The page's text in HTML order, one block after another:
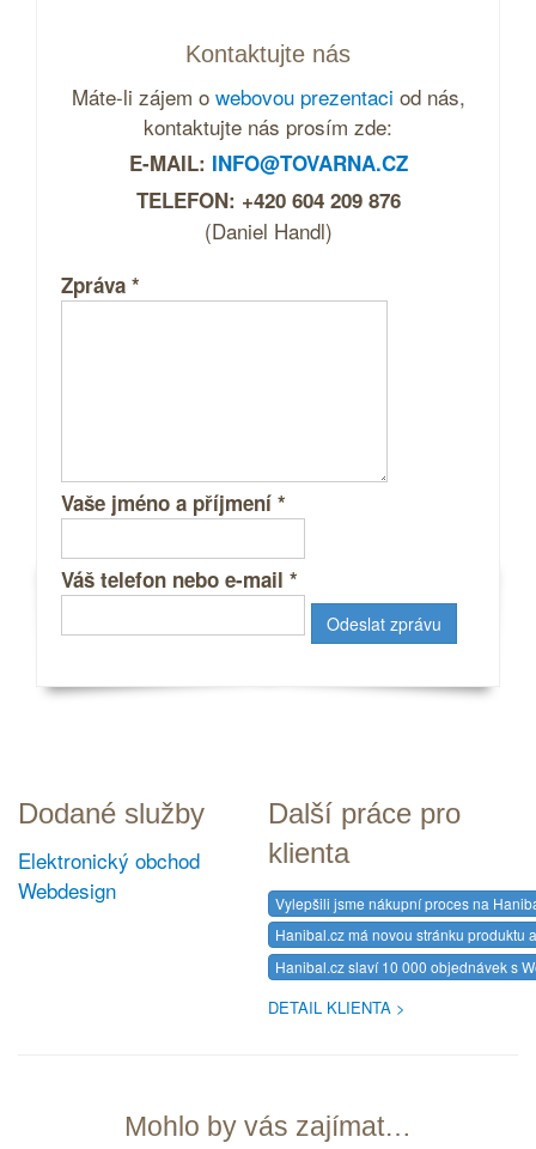
Kontaktujte nás
Máte-li zájem o webovou prezentaci od nás,
kontaktujte nás prosím zde:
E-MAIL: INFO@TOVARNA.CZ
TELEFON: +420 604 209 876
(Daniel Handl)
Zpráva *
Vaše jméno a příjmení *
Váš telefon nebo e-mail *
Dodané služby
Elektronický obchod
Webdesign
Další práce pro
klienta
Vylepšili jsme nákupní proces na
Hanibal.cz má novou stránku produktu
Hanibal.cz slaví 10 000 objednávek s
DETAIL KLIENTA
Mohlo by vás zajímat…